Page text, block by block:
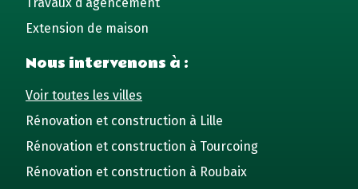
Extension de maison
Nous intervenons à :
Voir toutes les villes
Rénovation et construction à Lille
Rénovation et construction à Tourcoing
Rénovation et construction à Roubaix